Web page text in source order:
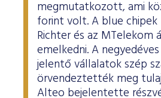
megmutatkozott, ami
forint volt. A blue chipek
Richter és az
emelkedni. A
jelentő vállalatok szép
örvendeztették meg
Alteo bejelentette